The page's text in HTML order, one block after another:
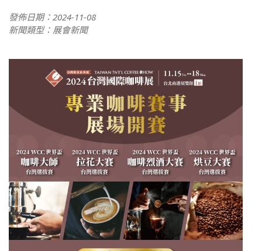
發佈日期：2024-11-08
新聞類型：展會新聞